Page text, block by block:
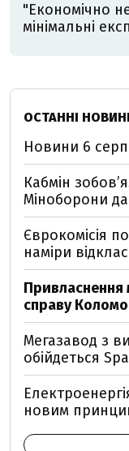
"Економічно
мінімальні
ОСТАННІ
Новини 6
Кабмін
Міноборони
Єврокомісія
наміри
Привласнення
справу
Мегазавод з
обійдеться
новим